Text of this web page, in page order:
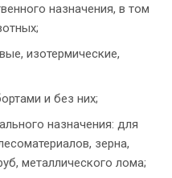
назначения, в том
изотермические,
и без них;
назначения: для
зерна,
металлического лома;